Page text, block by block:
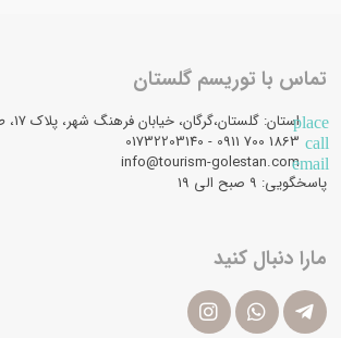
تماس با توریسم گلستان
placeاستان: گلستان،گرگان، خیابان فرهنگ شهر، پلاک 17، طبقه: همکف،
call
email
info@tourism-golestan.com
پاسخگویی: ۹ صبح الی 19
مارا دنبال کنید